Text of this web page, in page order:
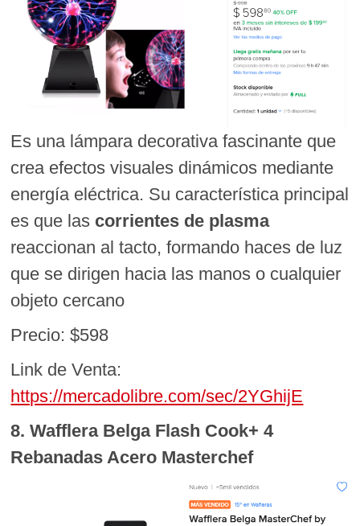
Es una lámpara decorativa fascinante que
crea efectos visuales dinámicos mediante
energía eléctrica. Su característica principal
es que las corrientes de plasma
reaccionan al tacto, formando haces de luz
que se dirigen hacia las manos o cualquier
objeto cercano
Precio: $598
Link de Venta:
https://mercadolibre.com/sec/2YGhijE
8. Wafflera Belga Flash Cook+ 4
Rebanadas Acero Masterchef